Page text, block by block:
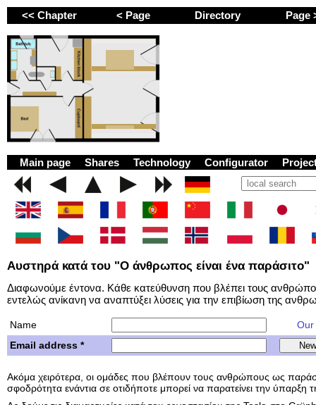
Αυστηρά κατά του "Ο άνθρωπος είναι ένα παράσιτο"
Διαφωνούμε έντονα. Κάθε κατεύθυνση που βλέπει τους
εντελώς ανίκανη να αναπτύξει λύσεις για την επιβίωση της
Name
Our
Email address *
Ακόμα χειρότερα, οι ομάδες που βλέπουν τους ανθρώπους ως
σφοδρότητα ενάντια σε οτιδήποτε μπορεί να παρατείνει την ύπαρξη
<< Chapter < Page Directory
Main page Shares Technology Configurator